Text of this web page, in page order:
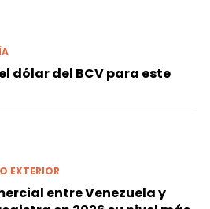
dólar del BCV para este
EXTERIOR
entre Venezuela y